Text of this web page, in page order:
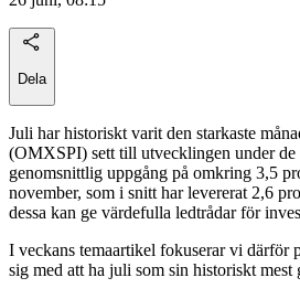
Dela
Juli har historiskt varit den starkaste
(OMXSPI) sett till utvecklingen under de
genomsnittlig uppgång på omkring 3,5
november, som i snitt har levererat 2,6
dessa kan ge värdefulla ledtrådar för
I veckans temaartikel fokuserar vi därför
sig med att ha juli som sin historiskt mest